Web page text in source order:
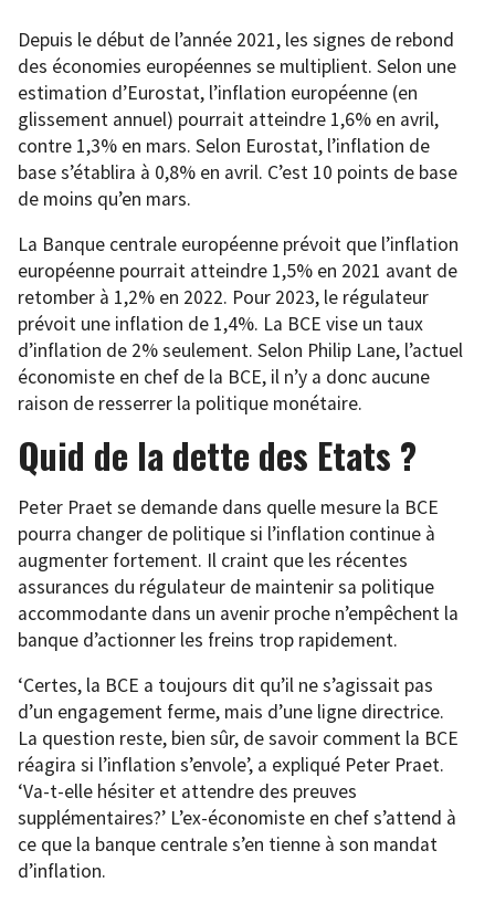
Depuis le début de l’année 2021, les signes de rebond
des économies européennes se multiplient. Selon une
estimation d’Eurostat, l’inflation européenne (en
glissement annuel) pourrait atteindre 1,6% en avril,
contre 1,3% en mars. Selon Eurostat, l’inflation de
base s’établira à 0,8% en avril. C’est 10 points de base
de moins qu’en mars.
La Banque centrale européenne prévoit que l’inflation
européenne pourrait atteindre 1,5% en 2021 avant de
retomber à 1,2% en 2022. Pour 2023, le régulateur
prévoit une inflation de 1,4%. La BCE vise un taux
d’inflation de 2% seulement. Selon Philip Lane, l’actuel
économiste en chef de la BCE, il n’y a donc aucune
raison de resserrer la politique monétaire.
Quid de la dette des Etats ?
Peter Praet se demande dans quelle mesure la BCE
pourra changer de politique si l’inflation continue à
augmenter fortement. Il craint que les récentes
assurances du régulateur de maintenir sa politique
accommodante dans un avenir proche n’empêchent la
banque d’actionner les freins trop rapidement.
‘Certes, la BCE a toujours dit qu’il ne s’agissait pas
d’un engagement ferme, mais d’une ligne directrice.
La question reste, bien sûr, de savoir comment la BCE
réagira si l’inflation s’envole’, a expliqué Peter Praet.
‘Va-t-elle hésiter et attendre des preuves
supplémentaires?’ L’ex-économiste en chef s’attend à
ce que la banque centrale s’en tienne à son mandat
d’inflation.